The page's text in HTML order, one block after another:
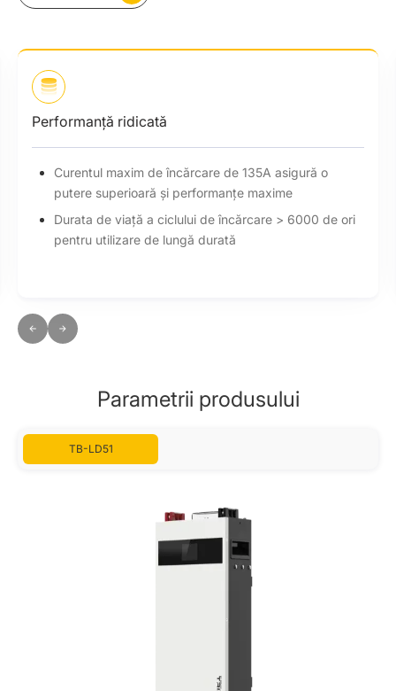
Performanță ridicată
Curentul maxim de încărcare de 135A asigură o
putere superioară și performanțe maxime
Durata de viață a ciclului de încărcare > 6000 de ori
pentru utilizare de lungă durată
Parametrii produsului
TB-LD51